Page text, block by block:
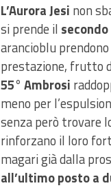
L’Aurora Jesi non
si prende il
arancioblu
prestazione, frutto
55° Ambrosi
meno per
senza però trovare
rinforzano il loro
magari già dalla
all’ultimo posto a